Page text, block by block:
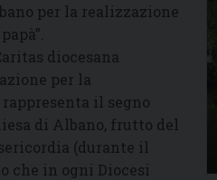
per la realizzazione
diocesana
per la
il segno
di Albano, frutto del
(durante il
che in ogni Diocesi